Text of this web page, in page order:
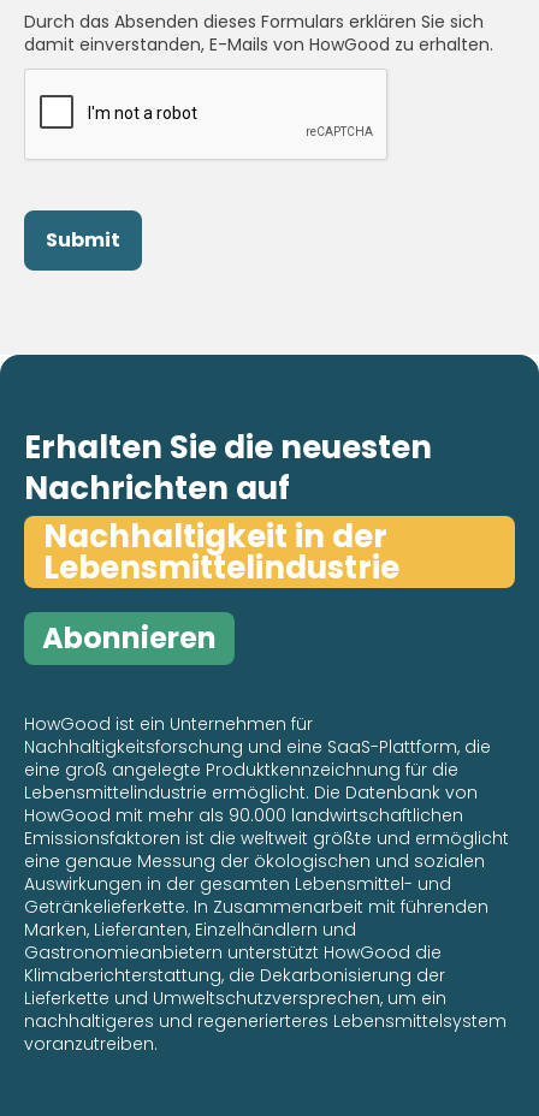
Durch das Absenden dieses Formulars erklären Sie sich
damit einverstanden, E-Mails von HowGood zu erhalten.
Erhalten Sie die neuesten
Nachrichten auf
Nachhaltigkeit in der
Lebensmittelindustrie
Abonnieren
HowGood ist ein Unternehmen für
Nachhaltigkeitsforschung und eine SaaS-Plattform, die
eine groß angelegte Produktkennzeichnung für die
Lebensmittelindustrie ermöglicht. Die Datenbank von
HowGood mit mehr als 90.000 landwirtschaftlichen
Emissionsfaktoren ist die weltweit größte und ermöglicht
eine genaue Messung der ökologischen und sozialen
Auswirkungen in der gesamten Lebensmittel- und
Getränkelieferkette. In Zusammenarbeit mit führenden
Marken, Lieferanten, Einzelhändlern und
Gastronomieanbietern unterstützt HowGood die
Klimaberichterstattung, die Dekarbonisierung der
Lieferkette und Umweltschutzversprechen, um ein
nachhaltigeres und regenerierteres Lebensmittelsystem
voranzutreiben.